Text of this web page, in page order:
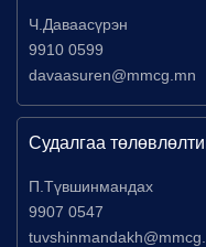
Ч.Даваасүрэн
9910 0599
davaasuren@mmcg.mn
Судалгаа
П.Түвшинмандах
9907 0547